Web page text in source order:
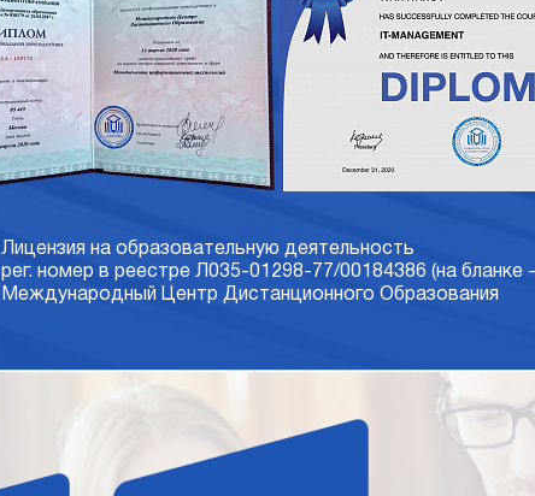
Лицензия на образовательную деятельность
рег. номер в реестре Л035-01298-77/00184386 (на бланке
Международный Центр Дистанционного Образования